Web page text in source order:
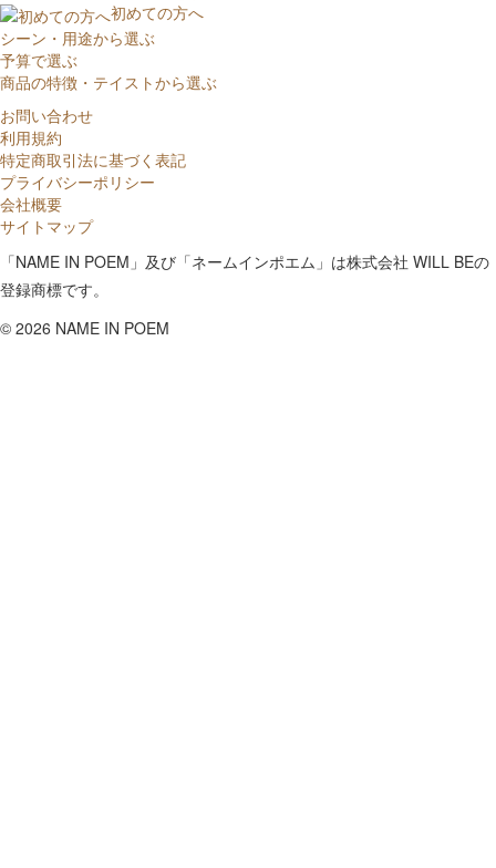
初めての方へ
シーン・用途から選ぶ
予算で選ぶ
商品の特徴・テイストから選ぶ
お問い合わせ
利用規約
特定商取引法に基づく表記
プライバシーポリシー
会社概要
サイトマップ
「NAME IN POEM」及び「ネームインポエム」は株式会社 WILL BEの
登録商標です。
© 2026 NAME IN POEM